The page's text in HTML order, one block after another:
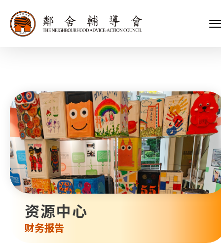
资源中心
财务报告
会长、副会长
执行委员会及总幹事
招标项目
关于我们
家庭及儿童福利服务
青少年服务
内地服务
教育服务
医疗衞生服务
社会企业
我们的服务
我们的伙伴
捐款方法
支持我们
新闻稿及媒体报导